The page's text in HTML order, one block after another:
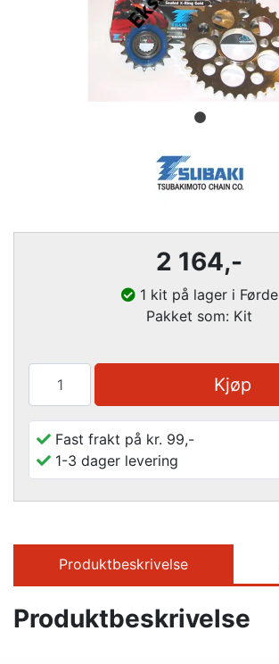
2 164,-
1 kit på lager i Førde
Pakket som: Kit
Kjøp
Fast frakt på kr. 99,-
1-3 dager levering
Produktbeskrivelse
Produktbeskrivelse